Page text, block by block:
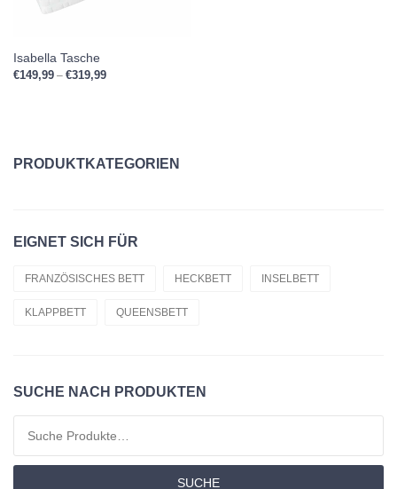
Isabella Tasche
€149,99 – €319,99Preisspanne: €149,99 bis €319,99
PRODUKTKATEGORIEN
Kissen
Material
Matratzen
Toppers Matratzen
Angebotspaket
Moltons
EIGNET SICH FÜR
FRANZÖSISCHES BETT HECKBETT INSELBETT
KLAPPBETT QUEENSBETT
SUCHE NACH PRODUKTEN
SUCHE